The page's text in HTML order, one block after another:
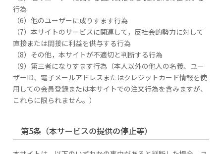
行為
（6）他のユーザーに成りすます行為
（7）本サイトのサービスに関連して，反社会的勢力に対して
直接または間接に利益を供与する行為
（8）その他，本サイトが不適切と判断する行為
（9）第三者になりすます行為（本人以外の他人の名義、ユー
ザーID、電子メールアドレスまたはクレジットカード情報を使
用しての会員登録または本サイトでの注文行為を含みますが、
これらに限られません。）
第5条（本サービスの提供の停止等）